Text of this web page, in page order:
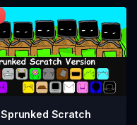
Sprunked Scratch